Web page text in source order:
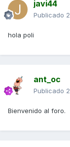
javi44
Publicado
hola poli
ant_oc
Publicado
Bienvenido al foro.